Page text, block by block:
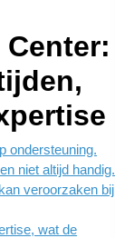
ondersteuning.
niet altijd handig.
veroorzaken bij
wat de